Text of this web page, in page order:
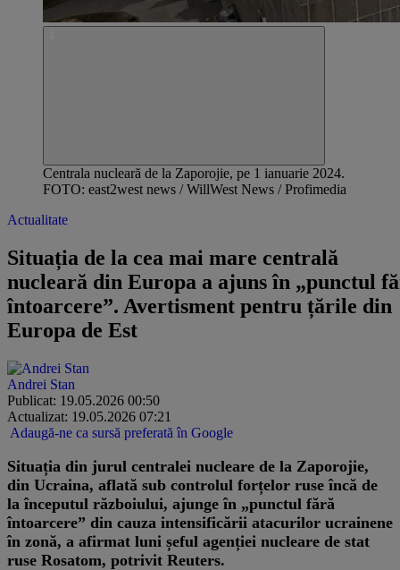
Centrala nucleară de la Zaporojie, pe 1 ianuarie 2024.
FOTO: east2west news / WillWest News / Profimedia
Actualitate
Situația de la cea mai mare centrală
nucleară din Europa a ajuns în „punctul
întoarcere”. Avertisment pentru țările din
Europa de Est
Andrei Stan
Publicat: 19.05.2026 00:50
Actualizat: 19.05.2026 07:21
Adaugă-ne ca sursă preferată în Google
Situația din jurul centralei nucleare de la Zaporojie,
din Ucraina, aflată sub controlul forțelor ruse încă de
la începutul războiului, ajunge în „punctul fără
întoarcere” din cauza intensificării atacurilor ucrainene
în zonă, a afirmat luni șeful agenției nucleare de stat
ruse Rosatom, potrivit Reuters.